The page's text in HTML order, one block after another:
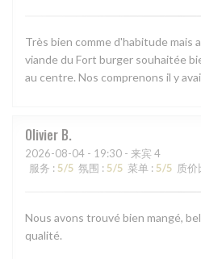
Très bien comme d'habitude mais
viande du Fort burger souhaitée
au centre. Nos comprenons il y
Olivier B
2026-08-04 - 19:30 - 来宾 4
服务 : 5/5 氛围 : 5/5 菜单 : 5/5 质价
Nous avons trouvé bien mangé,
qualité.